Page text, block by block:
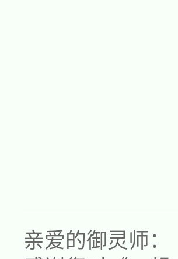
亲爱的御灵师：